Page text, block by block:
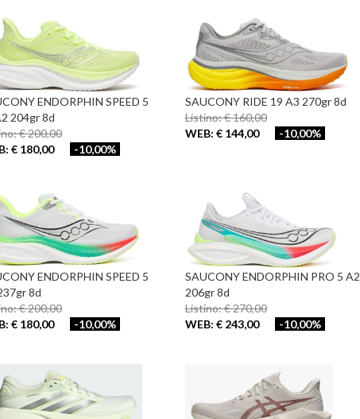
ENDORPHIN SPEED 5
204gr 8d
€ 200,00
€ 180,00
-10,00%
SAUCONY RIDE 19 A3 270gr 8d
Listino: € 160,00
WEB: € 144,00
-10,00%
ENDORPHIN SPEED 5
8d
€ 200,00
€ 180,00
-10,00%
SAUCONY ENDORPHIN PRO 5 A2
206gr 8d
Listino: € 270,00
WEB: € 243,00
-10,00%